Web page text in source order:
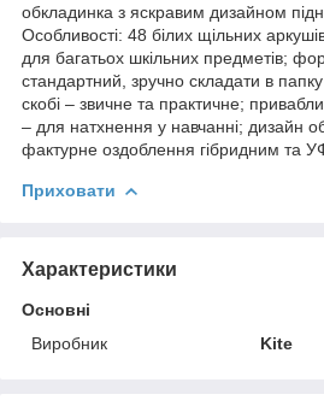
обкладинка з яскравим дизайном
Особливості: 48 білих щільних
для багатьох шкільних предметів;
стандартний, зручно складати в
скобі – звичне та практичне;
– для натхнення у навчанні; дизайн
фактурне оздоблення гібридним та
Приховати
Характеристики
Основні
Виробник
Kite